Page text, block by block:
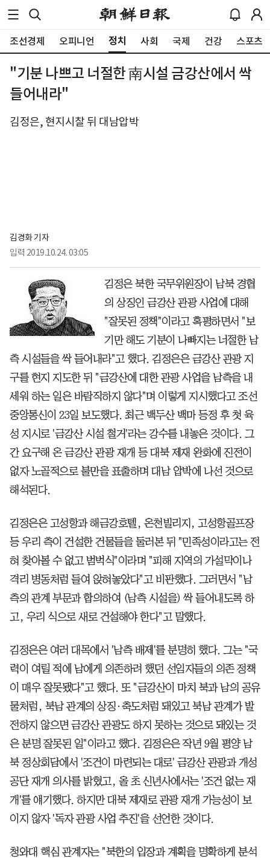
조선경제 오피니언 정치 사회 국제 건강 스포츠
"기분 나쁘고 너절한 南시설 금강산에서 싹
들어내라"
김정은, 현지시찰 뒤 대남압박
김경화 기자
입력 2019.10.24. 03:05
김정은 북한 국무위원장이 남북 경협
의 상징인 금강산 관광 사업에 대해
"잘못된 정책"이라고 혹평하면서 "보
기만 해도 기분이 나빠지는 너절한 남
측 시설들을 싹 들어내라"고 했다. 김정은은 금강산 관광 지
구를 현지 지도한 뒤 "금강산에 대한 관광 사업을 남측을 내
세워 하는 일은 바람직하지 않다"며 이렇게 지시했다고 조선
중앙통신이 23일 보도했다. 최근 백두산 백마 등정 후 첫 육
성 지시로 '금강산 시설 철거'라는 강수를 내놓은 것이다. 그
간 요구해 온 금강산 관광 재개 등 대북 제재 완화에 진전이
없자 노골적으로 불만을 표출하며 대남 압박에 나선 것으로
해석된다.
김정은은 고성항과 해금강호텔, 온천빌리지, 고성항골프장
등 우리 측이 건설한 건물들을 둘러본 뒤 "민족성이라고는 전
혀 찾아볼 수 없고 범벅식"이라며 "피해 지역의 가설막이나
격리 병동처럼 들여 앉혀놓았다"고 비판했다. 그러면서 "남
측의 관계 부문과 합의하여 (남측 시설을) 싹 들어내도록 하
고, 우리 식으로 새로 건설해야 한다"고 말했다.
김정은은 여러 대목에서 '남측 배제'를 분명히 했다. 그는 "국
력이 여릴 적에 남에게 의존하려 했던 선임자들의 의존 정책
이 매우 잘못됐다"고 했다. 또 "금강산이 마치 북과 남의 공유
물처럼, 북남 관계의 상징·축도처럼 돼있고 북남 관계가 발
전하지 않으면 금강산 관광도 하지 못하는 것으로 돼있는 것
은 분명 잘못된 일"이라고 했다. 김정은은 작년 9월 평양 남
북 정상회담에서 '조건이 마련되는 대로' 금강산 관광과 개성
공단 재개 의사를 밝혔고, 올 초 신년사에서는 '조건 없는 재
개'를 얘기했다. 하지만 대북 제재로 관광 재개 가능성이 보
이지 않자 '독자 관광 사업 추진'을 선언한 것이다.
청와대 핵심 관계자는 "북한의 입장과 계획을 명확하게 분석